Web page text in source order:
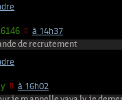
à 14h37
de recrutement
à 16h02